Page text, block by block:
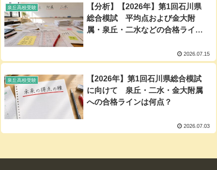
泉丘高校受験
【分析】【2026年】第1回石川県
総合模試 平均点および金大附
属・泉丘・二水などの合格ライン
2026.07.15
泉丘高校受験
【2026年】第1回石川県総合模試
に向けて 泉丘・二水・金大附属
への合格ラインは何点？
2026.07.03